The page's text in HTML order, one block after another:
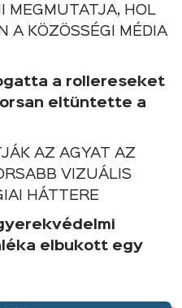
MEGMUTATJA, HOL
A KÖZÖSSÉGI MÉDIA
a rollereseket
eltüntette a
AZ AGYAT AZ
VIZUÁLIS
HÁTTERE
elbukott egy